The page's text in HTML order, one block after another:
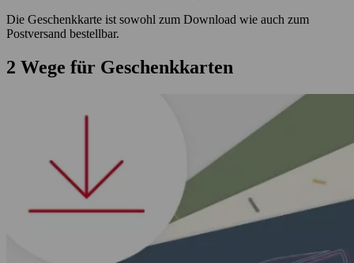
Die Geschenkkarte ist sowohl zum Download wie auch zum
Postversand bestellbar.
2 Wege für Geschenkkarten